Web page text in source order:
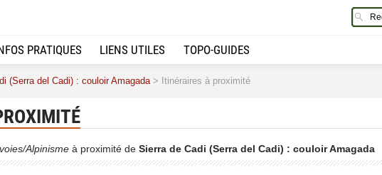
PRATIQUES LIENS UTILES TOPO-GUIDES
(Serra del Cadi) : couloir Amagada > Itinéraires à proximité
Alpinisme à proximité de Sierra de Cadi (Serra del Cadi) : couloir Amagada